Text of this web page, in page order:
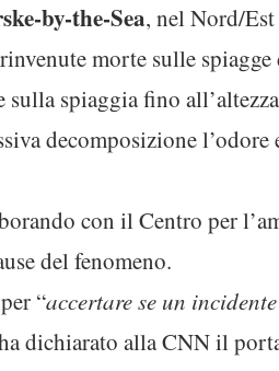
by-the-Sea, nel Nord/
morte sulle
spiaggia fino
decomposizione l’odore
con il Centro per
del fenomeno.
“accertare se un
dichiarato alla CNN il